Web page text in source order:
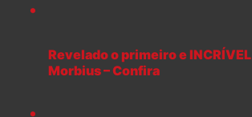
Revelado o primeiro e
Morbius – Confira